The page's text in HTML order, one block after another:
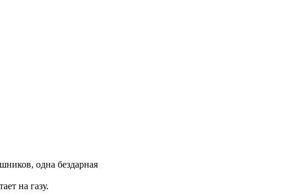
одна бездарная
на газу.